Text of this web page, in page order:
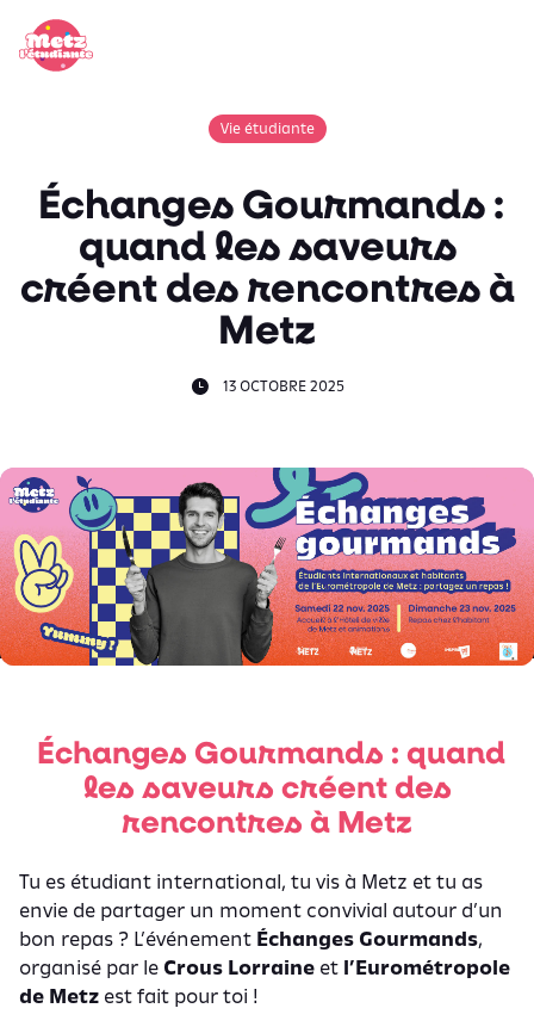
Panneau de gestion des cookies
Vie étudiante
Échanges Gourmands :
quand les saveurs
créent des rencontres à
Metz
13 OCTOBRE 2025
Échanges Gourmands : quand
les saveurs créent des
rencontres à Metz
Tu es étudiant international, tu vis à Metz et tu as
envie de partager un moment convivial autour d’un
bon repas ? L’événement Échanges Gourmands,
organisé par le Crous Lorraine et l’Eurométropole
de Metz est fait pour toi !